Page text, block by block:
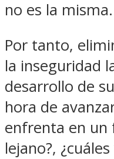
no es la misma.
Por tanto,
la inseguridad
desarrollo de
hora de
enfrenta en un
lejano?,